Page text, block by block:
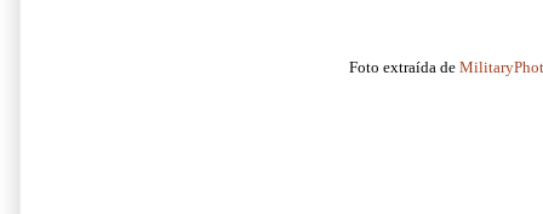
Foto extraída de